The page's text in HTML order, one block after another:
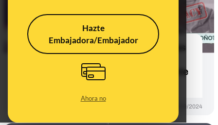
Hazte
Embajadora/Embajador
Ahora no
De Taylor Swift a Begoña Gómez: las
mujeres famosas por supuestamente
18/09/2024